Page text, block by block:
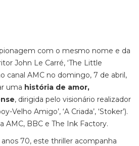
com o mesmo nome e da
John Le Carré, ‘The Little
canal AMC no domingo, 7 de abril,
uma história de amor,
, dirigida pelo visionário realizador
Velho Amigo’, ‘A Criada’, ‘Stoker’).
AMC, BBC e The Ink Factory.
70, este thriller acompanha